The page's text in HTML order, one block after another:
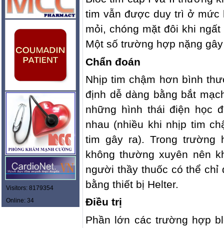
Visitors: 8179354
Online: 34
tim vẫn được duy trì ở mức
mỏi, chóng mặt đôi khi
Một số trường hợp nặng
Chẩn đoán
Nhịp tim chậm hơn bình
định dễ dàng bằng bắt
những hình thái điện học
nhau (nhiều khi nhịp tim
tim gây ra). Trong trường
không thường xuyên nên
người thầy thuốc có thể chỉ
bằng thiết bị Helter.
Điều trị
Phần lớn các trường hợp